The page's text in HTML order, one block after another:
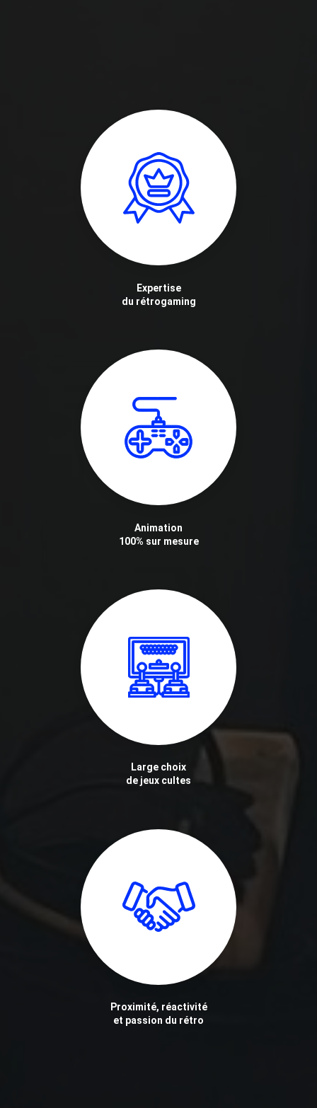
Expertise
du rétrogaming
Animation
100% sur mesure
Large choix
de jeux cultes
Proximité, réactivité
et passion du rétro